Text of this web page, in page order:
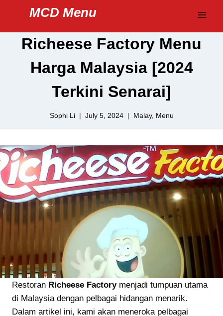
content
MCD Menu
Richeese Factory Menu
Harga Malaysia [2024
Terkini Senarai]
Sophi Li July 5, 2024 Malay, Menu
Restoran Richeese Factorymenjadi tumpuan utama
di Malaysia dengan pelbagai hidangan menarik.
Dalam artikel ini, kami akan meneroka pelbagai